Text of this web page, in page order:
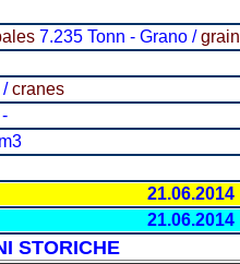
7.235 Tonn - Grano /grain
/cranes
21.06.2014
21.06.2014
STORICHE